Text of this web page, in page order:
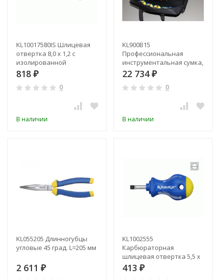
KL10017580IS Шлицевая
отвертка 8,0 х 1,2 с
изолированной
рукояткой (VDE до 1000В)
818 ₽
0
В наличии
KL900B15
Профессиональная
инструментальная сумка,
наполнение: 14
инструментов в
диэлектрическом
22 734 ₽
0
В наличии
KL055205 Длинногубцы
угловые 45 град. L=205 мм
2 611 ₽
KL1002555
Карбюраторная
шлицевая отвертка 5,5 х
1,0
413 ₽